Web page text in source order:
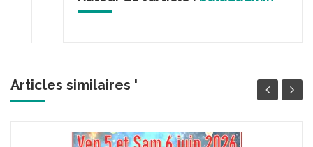
Articles similaires '